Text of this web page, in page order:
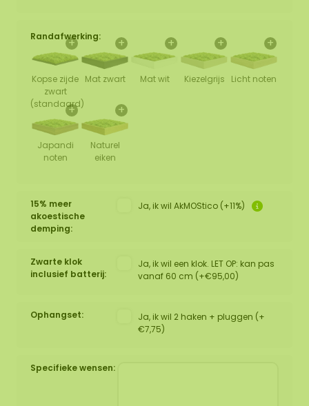
Randafwerking:
+
Kopse zijde
zwart
(standaard)
+
Mat zwart
+
Mat wit
+
Kiezelgrijs
+
Licht noten
+
Japandi
noten
+
Naturel
eiken
15% meer
akoestische
demping:
Ja, ik wil AkMOStico (+11%)
Zwarte klok
inclusief batterij:
Ja, ik wil een klok. LET OP: kan pas
vanaf 60 cm (+€95,00)
Ophangset:
Ja, ik wil 2 haken + pluggen (+
€7,75)
Specifieke wensen: